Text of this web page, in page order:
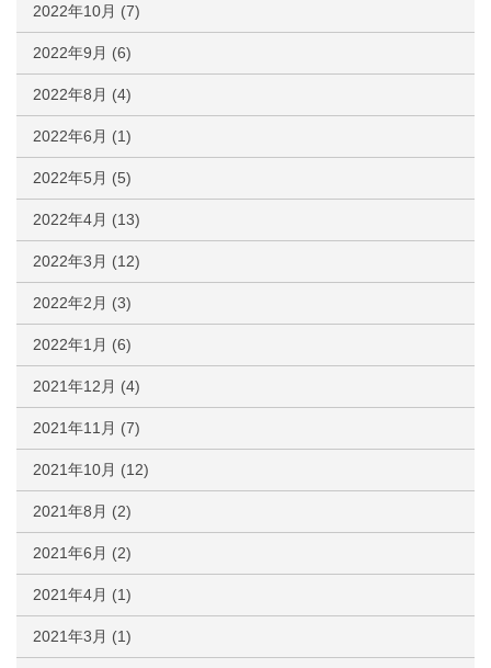
2022年10月 (7)
2022年9月 (6)
2022年8月 (4)
2022年6月 (1)
2022年5月 (5)
2022年4月 (13)
2022年3月 (12)
2022年2月 (3)
2022年1月 (6)
2021年12月 (4)
2021年11月 (7)
2021年10月 (12)
2021年8月 (2)
2021年6月 (2)
2021年4月 (1)
2021年3月 (1)